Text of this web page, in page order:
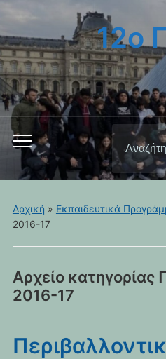
12ο
Εναλλαγή
του
μενού
για
κινητά
για:
Αρχική » Εκπαιδευτικά
2016-17
Αρχείο κατηγορίας
2016-17